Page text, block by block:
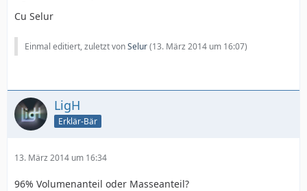
Cu Selur
Einmal editiert, zuletzt vonSelur(13. März 2014 um 16:07)
LigH
Erklär-Bär
13. März 2014 um 16:34
96% Volumenanteil oder Masseanteil?